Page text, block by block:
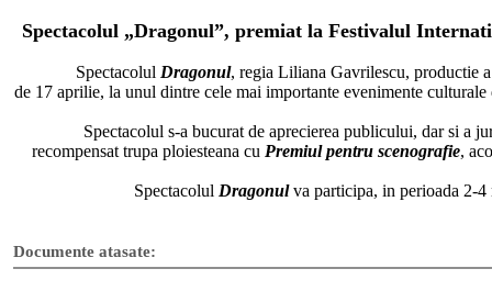
Spectacolul „Dragonul”, premiat la Festivalul
Spectacolul Dragonul, regia Liliana Gavrilescu, productie
de 17 aprilie, la unul dintre cele mai importante evenimente
Spectacolul s-a bucurat de aprecierea publicului, dar si a
recompensat trupa ploiesteana cu Premiul pentru scenografie,
Spectacolul Dragonul va participa, in perioada 2-
Documente atasate: